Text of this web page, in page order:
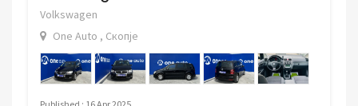
Volkswagen
One Auto , Скопје